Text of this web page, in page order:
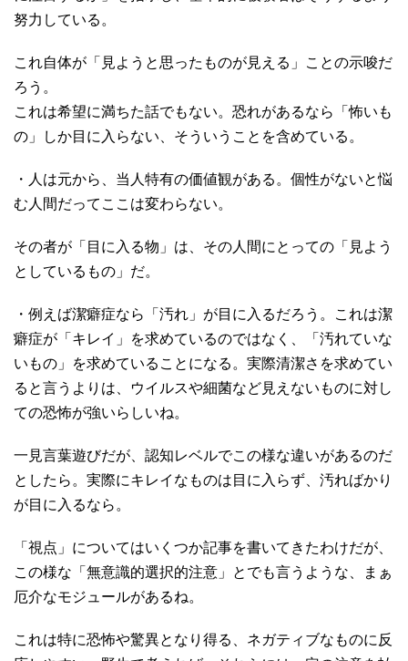
努力している。
これ自体が「見ようと思ったものが見える」ことの示唆だ
ろう。
これは希望に満ちた話でもない。恐れがあるなら「怖いも
の」しか目に入らない、そういうことを含めている。
・人は元から、当人特有の価値観がある。個性がないと悩
む人間だってここは変わらない。
その者が「目に入る物」は、その人間にとっての「見よう
としているもの」だ。
・例えば潔癖症なら「汚れ」が目に入るだろう。これは潔
癖症が「キレイ」を求めているのではなく、「汚れていな
いもの」を求めていることになる。実際清潔さを求めてい
ると言うよりは、ウイルスや細菌など見えないものに対し
ての恐怖が強いらしいね。
一見言葉遊びだが、認知レベルでこの様な違いがあるのだ
としたら。実際にキレイなものは目に入らず、汚ればかり
が目に入るなら。
「視点」についてはいくつか記事を書いてきたわけだが、
この様な「無意識的選択的注意」とでも言うような、まぁ
厄介なモジュールがあるね。
これは特に恐怖や驚異となり得る、ネガティブなものに反